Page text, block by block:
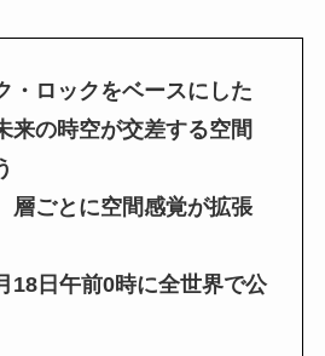
・ロックをベースにした
来の時空が交差する空間
層ごとに空間感覚が拡張
18日午前0時に全世界で公